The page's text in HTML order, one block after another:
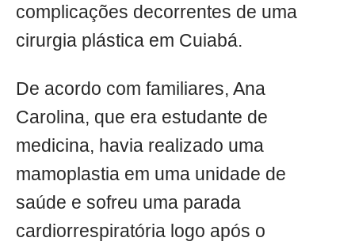
complicações decorrentes de uma
cirurgia plástica em Cuiabá.
De acordo com familiares, Ana
Carolina, que era estudante de
medicina, havia realizado uma
mamoplastia em uma unidade de
saúde e sofreu uma parada
cardiorrespiratória logo após o